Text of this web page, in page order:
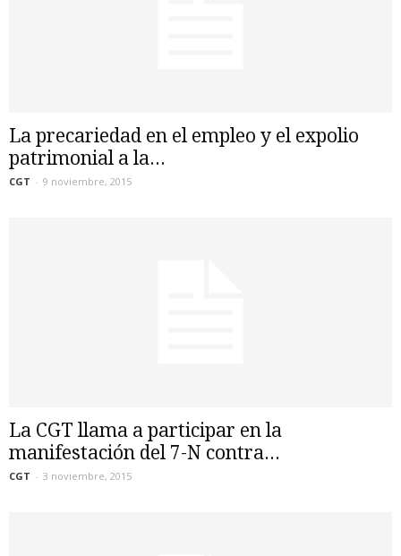
La precariedad en el empleo y el expolio
patrimonial a la...
CGT - 9 noviembre, 2015
La CGT llama a participar en la
manifestación del 7-N contra...
CGT - 3 noviembre, 2015